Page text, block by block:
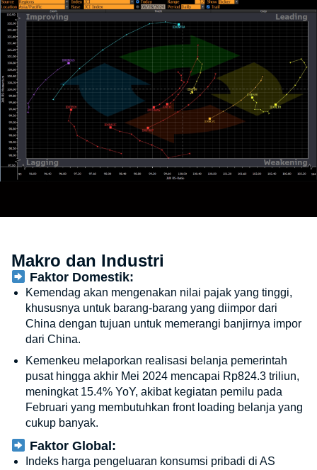
Makro dan Industri
Faktor Domestik:
Kemendag akan mengenakan nilai pajak yang tinggi,
khususnya untuk barang-barang yang diimpor dari
China dengan tujuan untuk memerangi banjirnya impor
dari China.
Kemenkeu melaporkan realisasi belanja pemerintah
pusat hingga akhir Mei 2024 mencapai Rp824.3 triliun,
meningkat 15.4% YoY, akibat kegiatan pemilu pada
Februari yang membutuhkan front loading belanja yang
cukup banyak.
Faktor Global:
Indeks harga pengeluaran konsumsi pribadi di AS